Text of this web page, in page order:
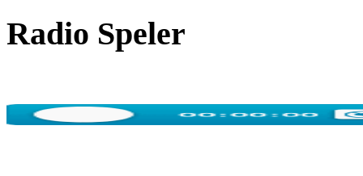
Radio Speler